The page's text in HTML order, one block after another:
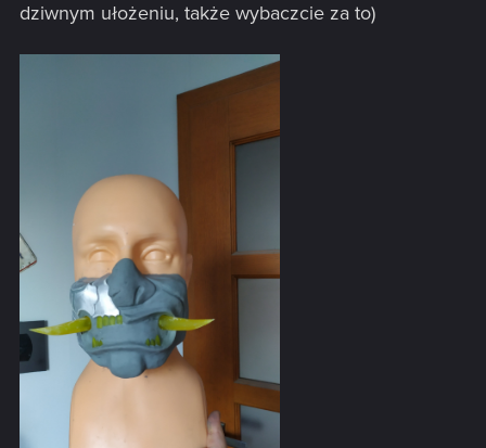
dziwnym ułożeniu, także wybaczcie za to)